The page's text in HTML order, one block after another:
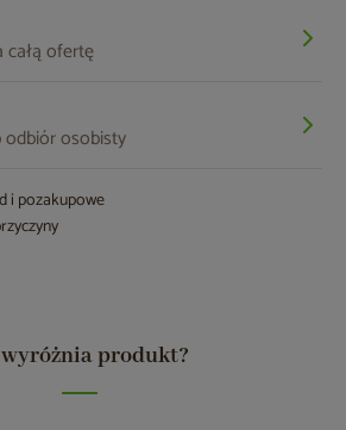
ofertę
odbiór osobisty
i pozakupowe
produkt?